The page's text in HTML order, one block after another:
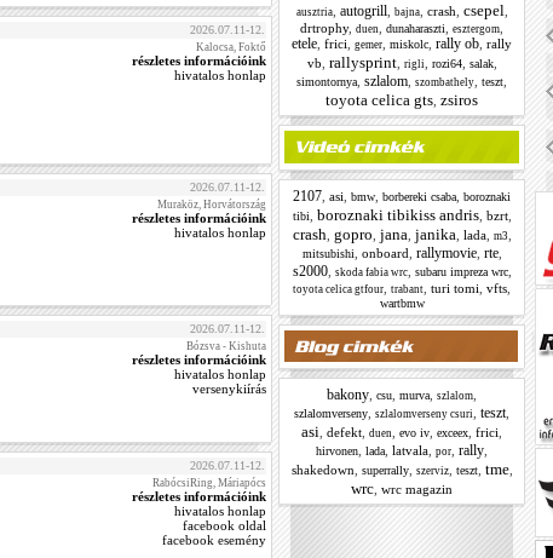
2026.07.11-12.
Kalocsa, Foktő
részletes információink
hivatalos honlap
2026.07.11-12.
Muraköz, Horvátország
részletes információink
hivatalos honlap
2026.07.11-12.
Bózsva - Kishuta
részletes információink
hivatalos honlap
versenykiírás
2026.07.11-12.
RabócsiRing, Máriapócs
részletes információink
hivatalos honlap
facebook oldal
facebook esemény
ausztria, autogrill bajna, crash csepel
drtrophy, duen dunaharaszti esztergom
etele frici gemer miskolc rally ob rally
vb rallysprint, rigli rozi64, salak,
simontornya szlalom szombathely teszt
toyota celica gts zsiros
2107 asi bmw borbereki csaba boroznaki
tibi
boroznaki tibikiss andris, bzrt,
crash gopro jana janika lada, m3
mitsubishi onboard rallymovie, rte,
s2000, skoda fabia wrc, subaru impreza wrc,
toyota celica gtfour trabant turi tomi vfts
wartbmw
bakony csu murva szlalom
szlalomverseny szlalomverseny csuri teszt
asi defekt duen evo iv exceex frici
hirvonen lada latvala por rally
shakedown
superrally, szerviz, teszt, tme,
wrc wrc magazin